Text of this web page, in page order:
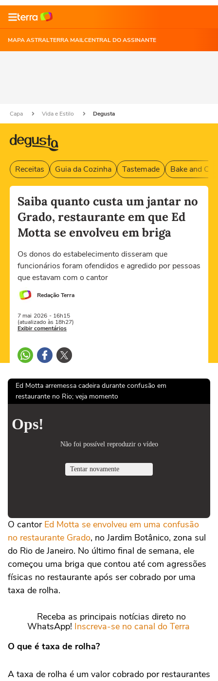
MAPA ASTRALTERRA MAILCENTRAL DO ASSINANTE
Capa Vida e Estilo Degusta
Receitas Guia da Cozinha Tastemade Bake and
Saiba quanto custa um jantar no
Grado, restaurante em que Ed
Motta se envolveu em briga
Os donos do estabelecimento disseram que
funcionários foram ofendidos e agredido por pessoas
que estavam com o cantor
Redação Terra
7 mai 2026 - 16h15
(atualizado às 18h27)
Exibir comentários
Ed Motta arremessa cadeira durante confusão em
restaurante no Rio; veja momento
O cantor Ed Motta se envolveu em uma confusão
no restaurante Grado, no Jardim Botânico, zona sul
do Rio de Janeiro. No último final de semana, ele
começou uma briga que contou até com agressões
físicas no restaurante após ser cobrado por uma
taxa de rolha.
Receba as principais notícias direto no
WhatsApp! Inscreva-se no canal do Terra
O que é taxa de rolha?
A taxa de rolha é um valor cobrado por restaurantes